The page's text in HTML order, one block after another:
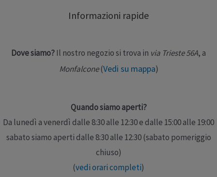
distribuiti lungo il tampone assorbente della traversa.
Informazioni rapide
Dove siamo?Il nostro negozio si trova in via Trieste 56A, a
Monfalcone(Vedi su mappa)
Quando siamo aperti?
Da lunedì a venerdì dalle 8:30 alle 12:30 e dalle 15:00 alle 19:00
sabato siamo aperti dalle 8:30 alle 12:30 (sabato pomeriggio
chiuso)
(vedi orari completi)